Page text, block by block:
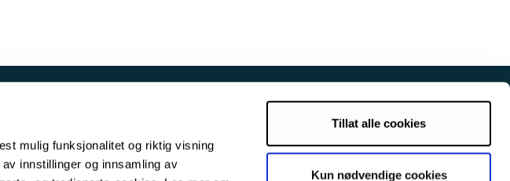
mulig funksjonalitet og riktig visning
innstillinger og innsamling av
Tillat alle cookies
Kun nødvendige cookies
9007 Tromsø
776 233 60
Besøksadresse Botanisk hage:
Stakkevollvegen 200